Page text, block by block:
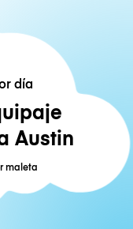
día
Austin
maleta